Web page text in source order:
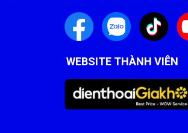
WEBSITE THÀNH VIÊN